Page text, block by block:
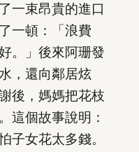
一束昂貴的進口
一頓：「浪費
。」後來阿珊發
，還向鄰居炫
後，媽媽把花枝
這個故事說明：
子女花太多錢。